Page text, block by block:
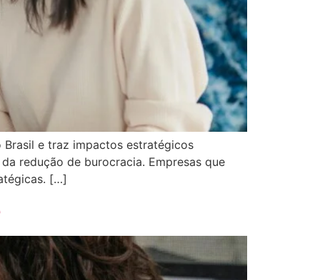
e traz impactos estratégicos
redução de burocracia. Empresas que
[…]